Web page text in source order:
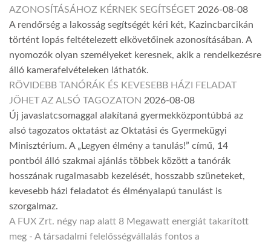
AZONOSÍTÁSÁHOZ KÉRNEK SEGÍTSÉGET 2026-08-08
A rendőrség a lakosság segítségét kéri két, Kazincbarcikán
történt lopás feltételezett elkövetőinek azonosításában. A
nyomozók olyan személyeket keresnek, akik a rendelkezésre
álló kamerafelvételeken láthatók.
RÖVIDEBB TANÓRÁK ÉS KEVESEBB HÁZI FELADAT
JÖHET AZ ALSÓ TAGOZATON 2026-08-08
Új javaslatcsomaggal alakítaná gyermekközpontúbbá az
alsó tagozatos oktatást az Oktatási és Gyermekügyi
Minisztérium. A „Legyen élmény a tanulás!” című, 14
pontból álló szakmai ajánlás többek között a tanórák
hosszának rugalmasabb kezelését, hosszabb szüneteket,
kevesebb házi feladatot és élményalapú tanulást is
szorgalmaz.
A FUX Zrt. négy nap alatt 8 Megawatt energiát takarított
meg - A társadalmi felelősségvállalás fontos a